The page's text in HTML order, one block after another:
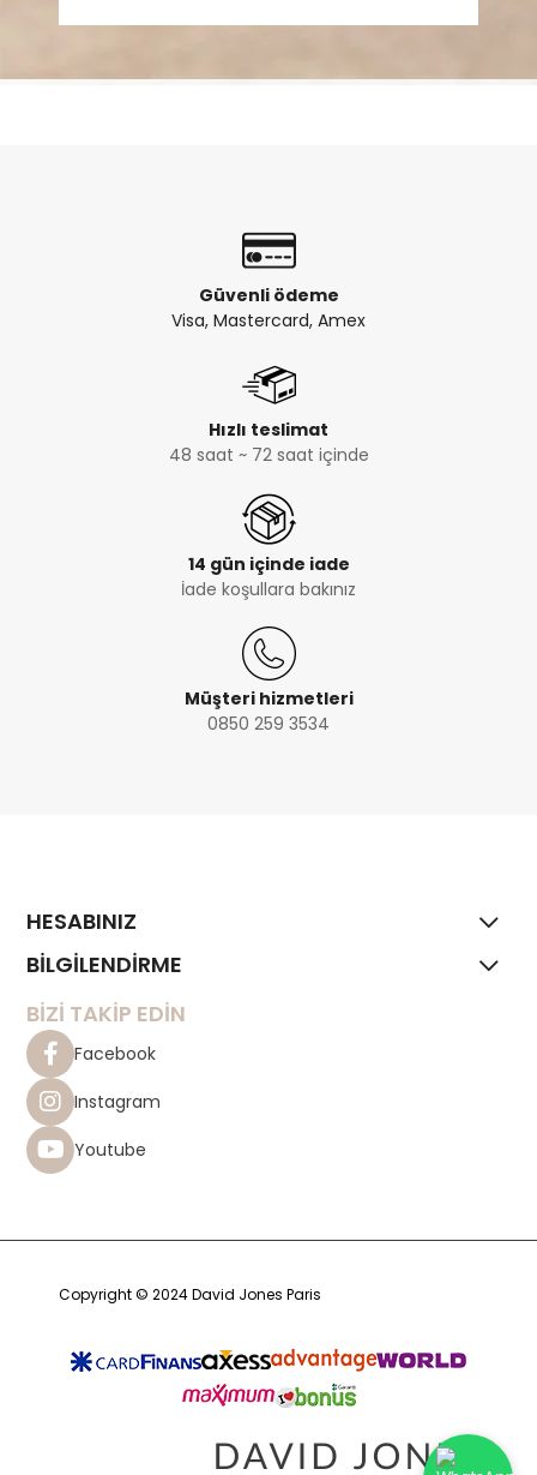
Güvenli ödeme
Visa, Mastercard, Amex
Hızlı teslimat
48 saat ~ 72 saat içinde
14 gün içinde iade
İade koşullara bakınız
Müşteri hizmetleri
0850 259 3534
HESABINIZ
BİLGİLENDİRME
BİZİ TAKİP EDİN
Facebook
Instagram
Youtube
Copyright © 2024 David Jones Paris